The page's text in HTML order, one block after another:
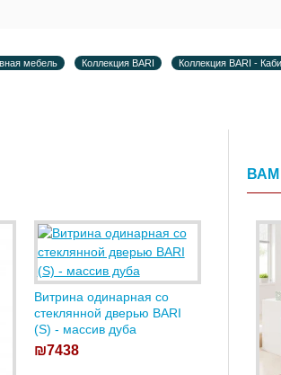
мебель Коллекция BARI Коллекция BARI -
Витрина одинарная со
стеклянной дверью BARI
(S) - массив дуба
₪7438